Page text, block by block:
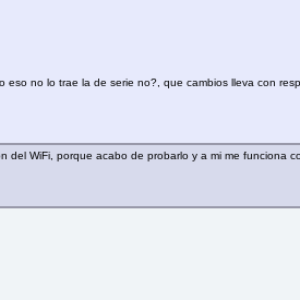
no lo trae la de serie no?, que cambios lleva con
WiFi, porque acabo de probarlo y a mi me funciona